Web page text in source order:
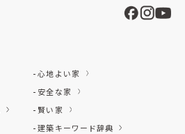
心地よい家
安全な家
賢い家
建築キーワード辞典